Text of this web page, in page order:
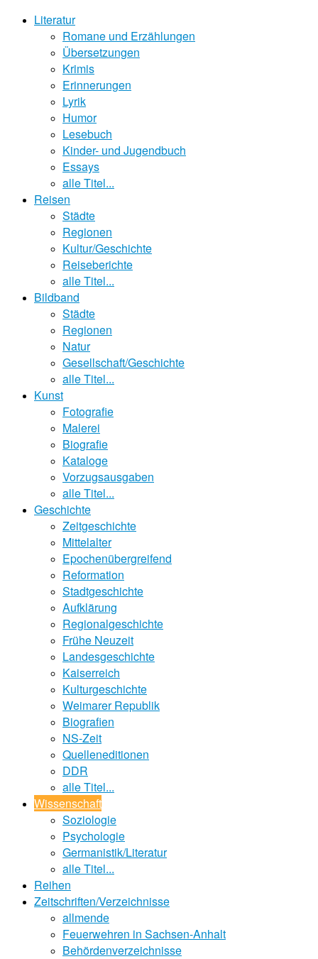
Literatur
Romane und Erzählungen
Übersetzungen
Krimis
Erinnerungen
Lyrik
Humor
Lesebuch
Kinder- und Jugendbuch
Essays
alle Titel...
Reisen
Städte
Regionen
Kultur/Geschichte
Reiseberichte
alle Titel...
Bildband
Städte
Regionen
Natur
Gesellschaft/Geschichte
alle Titel...
Kunst
Fotografie
Malerei
Biografie
Kataloge
Vorzugsausgaben
alle Titel...
Geschichte
Zeitgeschichte
Mittelalter
Epochenübergreifend
Reformation
Stadtgeschichte
Aufklärung
Regionalgeschichte
Frühe Neuzeit
Landesgeschichte
Kaiserreich
Kulturgeschichte
Weimarer Republik
Biografien
NS-Zeit
Quelleneditionen
DDR
alle Titel...
Wissenschaft
Soziologie
Psychologie
Germanistik/Literatur
alle Titel...
Reihen
Zeitschriften/Verzeichnisse
allmende
Feuerwehren in Sachsen-Anhalt
Behördenverzeichnisse